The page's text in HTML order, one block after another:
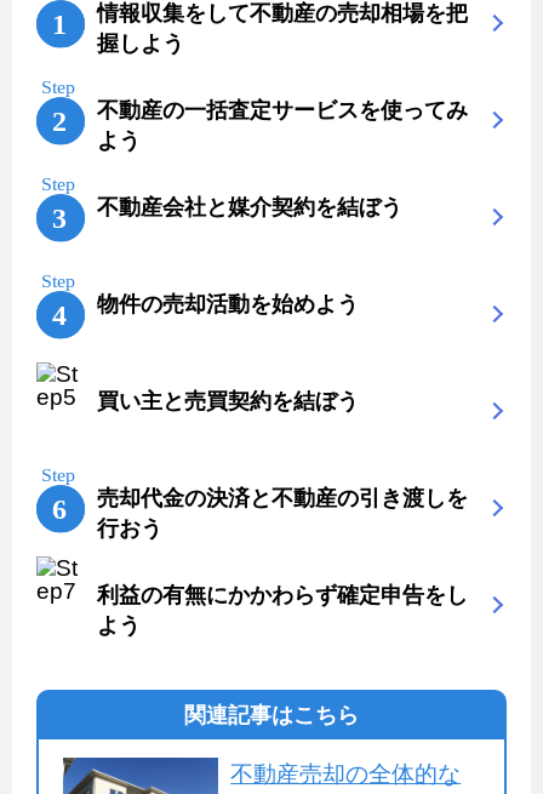
情報収集をして不動産の売却相場を把
握しよう
不動産の一括査定サービスを使ってみ
よう
不動産会社と媒介契約を結ぼう
物件の売却活動を始めよう
買い主と売買契約を結ぼう
売却代金の決済と不動産の引き渡しを
行おう
利益の有無にかかわらず確定申告をし
よう
関連記事はこちら
不動産売却の全体的な